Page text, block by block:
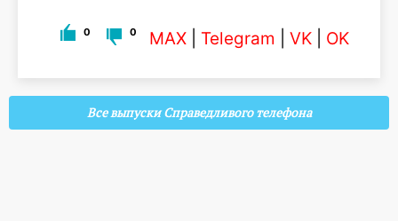
0 0 MAX Telegram VK OK
Все выпуски Справедливого телефона